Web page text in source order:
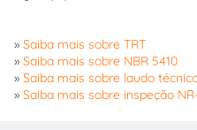
» Saiba mais sobre TRT
» Saiba mais sobre NBR 5410
» Saiba mais sobre laudo
» Saiba mais sobre inspeção